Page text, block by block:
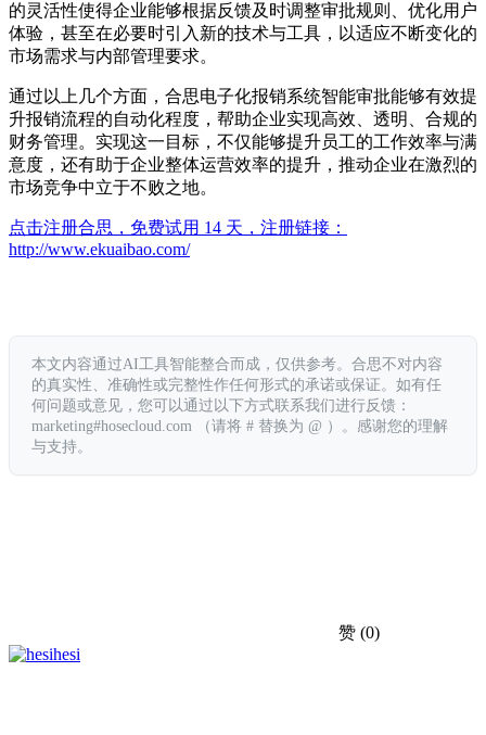
的灵活性使得企业能够根据反馈及时调整审批规则、优化用户
体验，甚至在必要时引入新的技术与工具，以适应不断变化的
市场需求与内部管理要求。
通过以上几个方面，合思电子化报销系统智能审批能够有效提
升报销流程的自动化程度，帮助企业实现高效、透明、合规的
财务管理。实现这一目标，不仅能够提升员工的工作效率与满
意度，还有助于企业整体运营效率的提升，推动企业在激烈的
市场竞争中立于不败之地。
点击注册合思，免费试用 14 天，注册链接：
http://www.ekuaibao.com/
本文内容通过AI工具智能整合而成，仅供参考。合思不对内容
的真实性、准确性或完整性作任何形式的承诺或保证。如有任
何问题或意见，您可以通过以下方式联系我们进行反馈：
marketing#hosecloud.com （请将 # 替换为 @ ）。感谢您的理解
与支持。
赞 (0)
hesi